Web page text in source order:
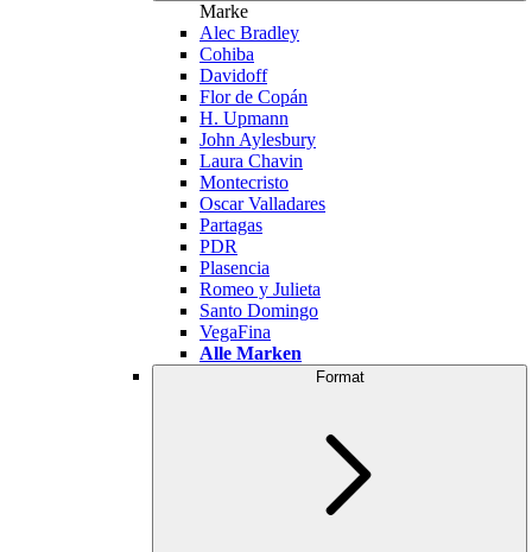
Marke
Alec Bradley
Cohiba
Davidoff
Flor de Copán
H. Upmann
John Aylesbury
Laura Chavin
Montecristo
Oscar Valladares
Partagas
PDR
Plasencia
Romeo y Julieta
Santo Domingo
VegaFina
Alle Marken
Format